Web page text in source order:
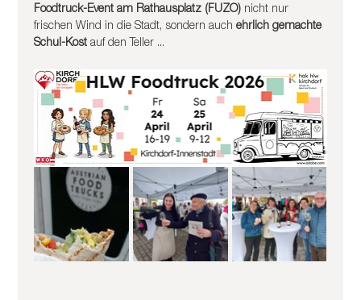
Foodtruck-Event am Rathausplatz (FUZO) nicht nur
frischen Wind in die Stadt, sondern auch ehrlich gemachte
Schul-Kost auf den Teller ...